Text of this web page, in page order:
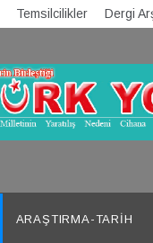
Temsilcilikler Dergi
ARAŞTIRMA-TARIH